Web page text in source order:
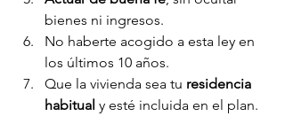
bienes ni ingresos.
No haberte acogido a esta ley en
los últimos 10 años.
Que la vivienda sea tu residencia
habitual y esté incluida en el plan.